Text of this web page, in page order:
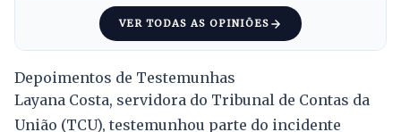
VER TODAS AS OPINIÕES
Depoimentos de Testemunhas
Layana Costa, servidora do Tribunal de Contas da
União (TCU), testemunhou parte do incidente